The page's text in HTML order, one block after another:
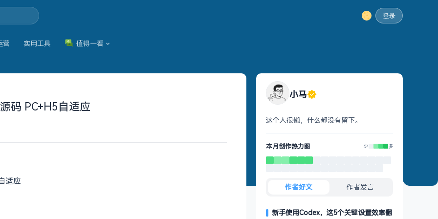
登录
营 实用工具 值得一看
码 PC+H5自适应
适应
小马
这个人很懒，什么都没有留下。
本月创作热力图 少 多
作者好文 作者发言
新手使用Codex，这5个关键设置效率翻